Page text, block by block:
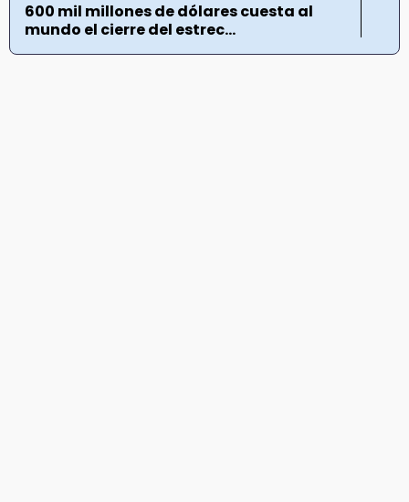
600 mil millones de dólares cuesta al
mundo el cierre del estrec...